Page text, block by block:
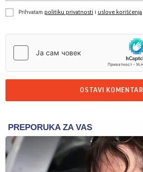
Prihvatam politiku privatnosti i uslove korišćenja
OSTAVI KOMENTAR